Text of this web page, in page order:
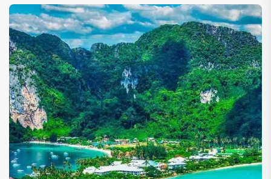
расположены примерно в 40 километрах от Пхукета, и
попасть туда можно только по морю. В этой статье мы
расскажем, как легко и быстро попасть на Пхи-Пхи из
Пхукета, используя все доступные виды транспорта, и
дадим советы по планированию поездки. Способы […]